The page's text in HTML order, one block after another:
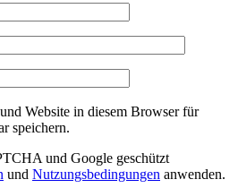
Website in diesem Browser für
speichern.
und Google geschützt
und Nutzungsbedingungen anwenden.